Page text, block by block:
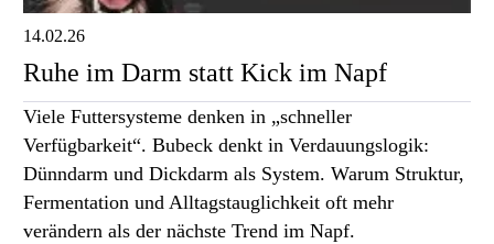
14.02.26
Ruhe im Darm statt Kick im Napf
Viele Futtersysteme denken in „schneller
Verfügbarkeit“. Bubeck denkt in Verdauungslogik:
Dünndarm und Dickdarm als System. Warum Struktur,
Fermentation und Alltagstauglichkeit oft mehr
verändern als der nächste Trend im Napf.